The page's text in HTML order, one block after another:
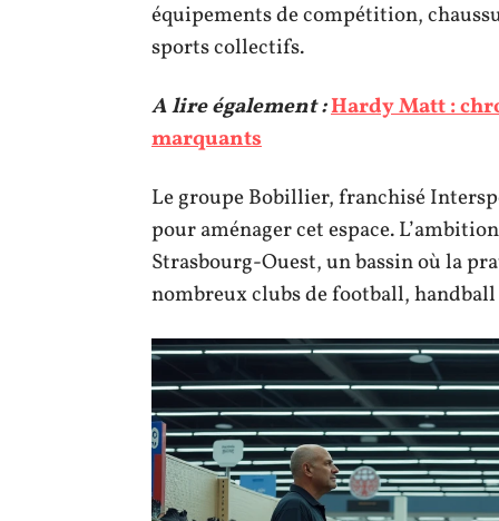
équipements de compétition,
sports collectifs.
A lire également :Hardy Matt :
marquants
Le groupe Bobillier, franchisé
pour aménager cet espace.
Strasbourg-Ouest, un bassin où la
nombreux clubs de football, handball